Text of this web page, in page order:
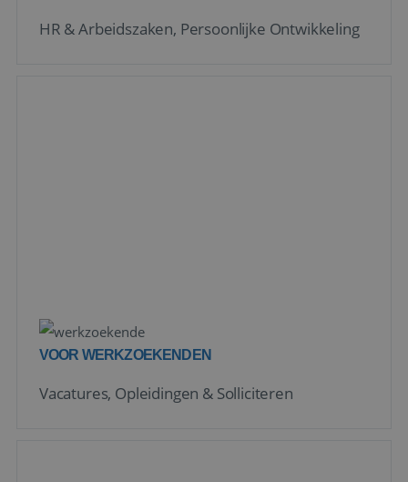
HR & Arbeidszaken, Persoonlijke Ontwikkeling
VOOR WERKZOEKENDEN
Vacatures, Opleidingen & Solliciteren